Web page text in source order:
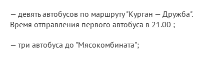
— девять автобусов по маршруту "Курган — Дружба".
Время отправления первого автобуса в 21.00 ;
— три автобуса до "Мясокомбината";